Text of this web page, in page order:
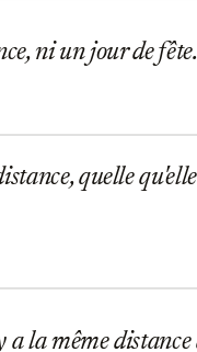
ni un jour de
quelle
la même